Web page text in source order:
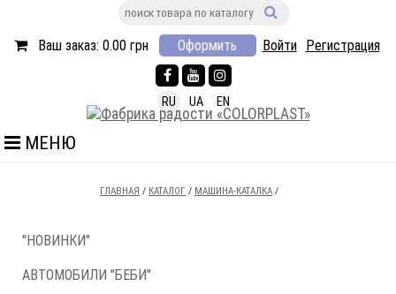
Ваш заказ: 0.00 грн Оформить Войти Регистрация
RU UA EN
МЕНЮ
ГЛАВНАЯ / КАТАЛОГ / МАШИНА-КАТАЛКА /
"НОВИНКИ"
АВТОМОБИЛИ "БЕБИ"